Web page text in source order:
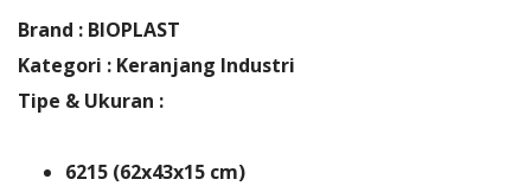
Brand : BIOPLAST
Kategori : Keranjang Industri
Tipe & Ukuran :
6215 (62x43x15 cm)